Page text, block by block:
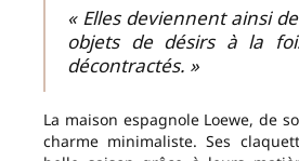
« Elles deviennent ainsi
objets de désirs à la
décontractés. »
La maison espagnole Loewe, de
charme minimaliste. Ses